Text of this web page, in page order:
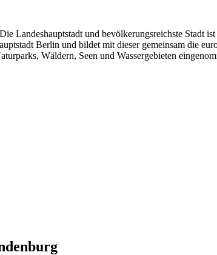
Landeshauptstadt und bevölkerungsreichste Stadt
Berlin und bildet mit dieser gemeinsam die
Wäldern, Seen und Wassergebieten